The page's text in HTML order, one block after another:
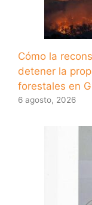
Cómo la
detener la
forestales en
6 agosto, 2026